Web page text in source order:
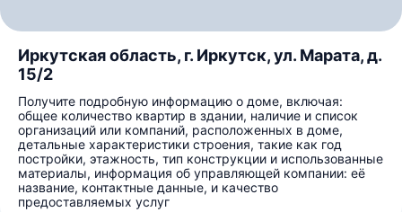
Иркутская область, г. Иркутск, ул. Марата, д.
15/2
Получите подробную информацию о доме, включая:
общее количество квартир в здании, наличие и список
организаций или компаний, расположенных в доме,
детальные характеристики строения, такие как год
постройки, этажность, тип конструкции и использованные
материалы, информация об управляющей компании: её
название, контактные данные, и качество
предоставляемых услуг